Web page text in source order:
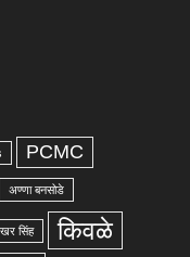
PCMC
अण्णा बनसोडे
सिंह किवळे